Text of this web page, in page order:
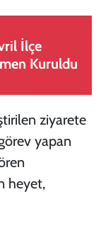
İlçe
Kuruldu
ziyarete
yapan
heyet,